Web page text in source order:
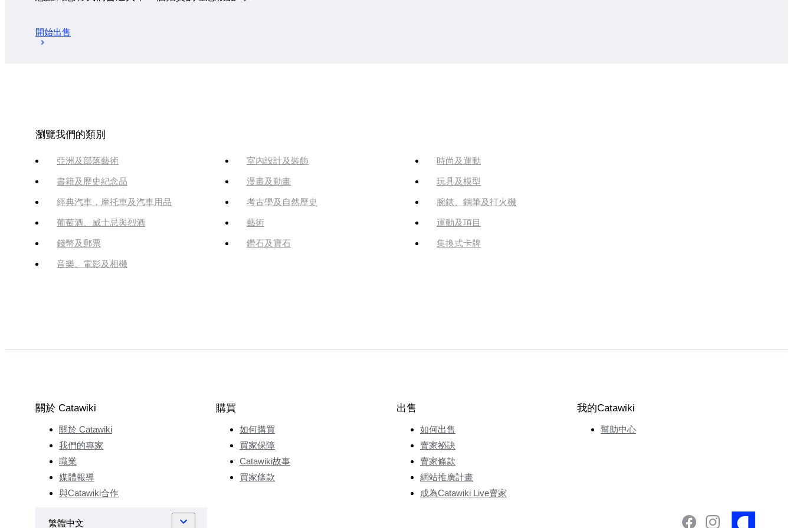
開始出售
瀏覽我們的類別
亞洲及部落藝術 室內設計及裝飾 時尚及運動
書籍及歷史紀念品 漫畫及動畫 玩具及模型
經典汽車，摩托車及汽車用品 考古學及自然歷史 腕錶、鋼筆及打火機
葡萄酒、威士忌與烈酒 藝術 運動及項目
錢幣及郵票 鑽石及寶石 集換式卡牌
音樂、電影及相機
關於 Catawiki
關於 Catawiki
我們的專家
職業
媒體報導
與Catawiki合作
購買
如何購買
買家保障
Catawiki故事
買家條款
出售
如何出售
賣家祕訣
賣家條款
網站推廣計畫
成為Catawiki Live賣家
我的Catawiki
幫助中心